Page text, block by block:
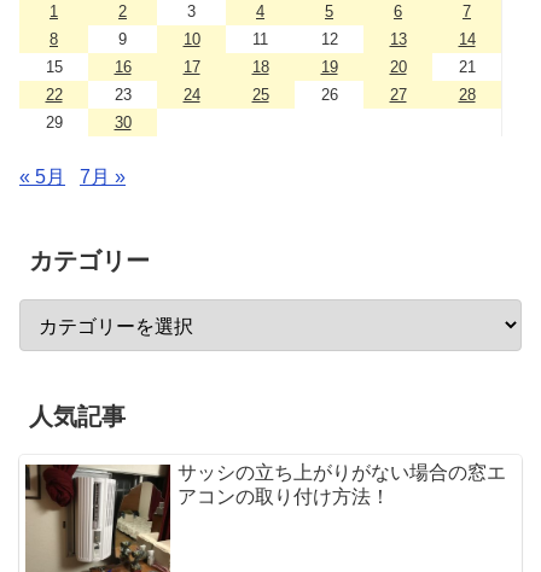
1
2 3 4 5 6
7
8
9 10 11 12 13
14
15
16 17 18 19 20
21
22
23 24 25 26 27
28
29
30
« 5月 7月 »
カテゴリー
人気記事
サッシの立ち上がりがない場合の窓エ
アコンの取り付け方法！